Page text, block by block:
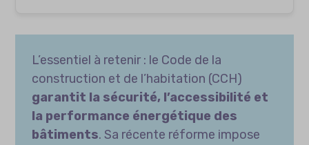
L’essentiel à retenir : le Code de la
construction et de l’habitation (CCH)
garantit la sécurité, l’accessibilité et
la performance énergétique des
bâtiments. Sa récente réforme impose